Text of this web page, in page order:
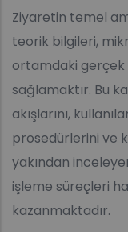
Ziyaretin temel
teorik bilgileri,
ortamdaki gerçek
sağlamaktır. Bu
akışlarını,
prosedürlerini ve
yakından
işleme süreçleri
kazanmaktadır.